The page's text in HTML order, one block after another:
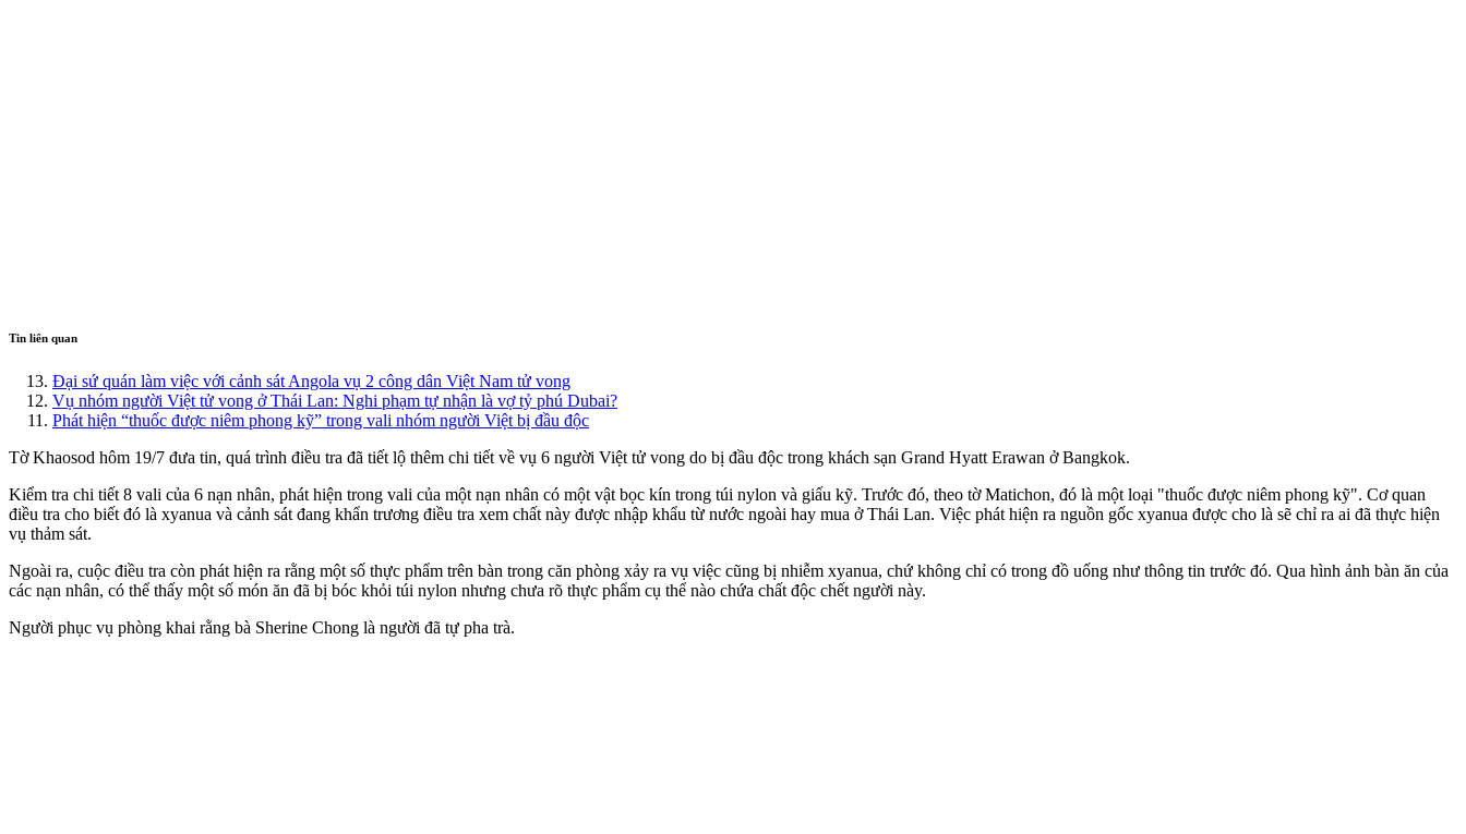
Tin liên quan
Đại sứ quán làm việc với cảnh sát Angola vụ 2 công dân Việt Nam tử vong
Vụ nhóm người Việt tử vong ở Thái Lan: Nghi phạm tự nhận là vợ tỷ phú Dubai?
Phát hiện “thuốc được niêm phong kỹ” trong vali nhóm người Việt bị đầu độc
Tờ Khaosod hôm 19/7 đưa tin, quá trình điều tra đã tiết lộ thêm chi tiết về vụ 6 người Việt t‌ử von‌g do bị đầ‌u độ‌c trong khách sạn Grand Hyatt Erawan ở Bangkok.
Kiểm tra chi tiết 8 vali của 6 nạn nhân, phát hiện trong vali của một nạn nhân có một vật bọc kín trong túi nylon và giấu kỹ. Trước đó, theo tờ Matichon, đó là một loại "thuốc được niêm phong kỹ". Cơ quan
điều tra cho biết đó là xyanua và cảnh sát đang khẩn trương điều tra xem chất này được nhập khẩu từ nước ngoài hay mua ở Thái Lan. Việc phát hiện ra nguồn gốc xyanua được cho là sẽ chỉ ra ai đã thực hiện
vụ thảm sát.
Ngoài ra, cuộc điều tra còn phát hiện ra rằng một số thực phẩm trên bàn trong căn phòng xảy ra vụ việc cũng bị nhiễm xyanua, chứ không chỉ có trong đồ uống như thông tin trước đó. Qua hình ảnh bàn ăn của
các nạn nhân, có thể thấy một số món ăn đã bị bóc khỏi túi nylon nhưng chưa rõ thực phẩm cụ thể nào chứa chất độc chết người này.
Người phục vụ phòng khai rằng bà Sherine Chong là người đã tự pha trà.